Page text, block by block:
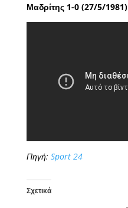
Μαδρίτης 1-0 (27/5/1981)
Πηγή: Sport 24
Σχετικά